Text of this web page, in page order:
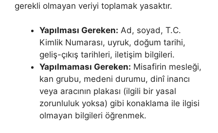
gerekli olmayan veriyi toplamak yasaktır.
Yapılması Gereken: Ad, soyad, T.C.
Kimlik Numarası, uyruk, doğum tarihi,
geliş-çıkış tarihleri, iletişim bilgileri.
Yapılmaması Gereken: Misafirin mesleği,
kan grubu, medeni durumu, dinî inancı
veya aracının plakası (ilgili bir yasal
zorunluluk yoksa) gibi konaklama ile ilgisi
olmayan bilgileri öğrenmek.